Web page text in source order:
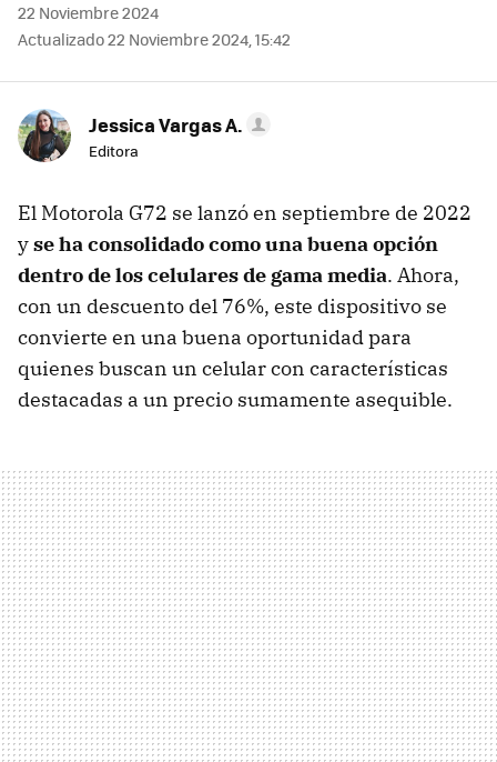
22 Noviembre 2024
Actualizado 22 Noviembre 2024, 15:42
Jessica Vargas A.
Editora
El Motorola G72 se lanzó en septiembre de 2022
yse ha consolidado como una buena opción
dentro de los celulares de gama media. Ahora,
con un descuento del 76%, este dispositivo se
convierte en una buena oportunidad para
quienes buscan un celular con características
destacadas a un precio sumamente asequible.